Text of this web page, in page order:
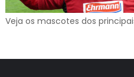
Veja os mascotes dos